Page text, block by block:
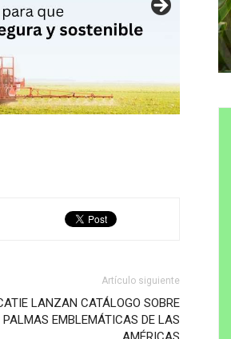
Artículo siguiente
LANZAN CATÁLOGO SOBRE
PALMAS EMBLEMÁTICAS DE LAS